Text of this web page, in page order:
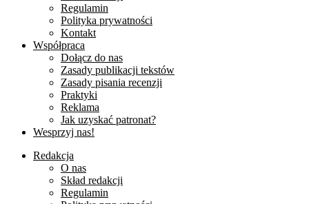
Regulamin
Polityka prywatności
Kontakt
Współpraca
Dołącz do nas
Zasady publikacji tekstów
Zasady pisania recenzji
Praktyki
Reklama
Jak uzyskać patronat?
Wesprzyj nas!
Redakcja
O nas
Skład redakcji
Regulamin